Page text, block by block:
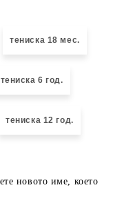
тениска 18 мес.
тениска 6 год.
тениска 12 год.
новото име, което